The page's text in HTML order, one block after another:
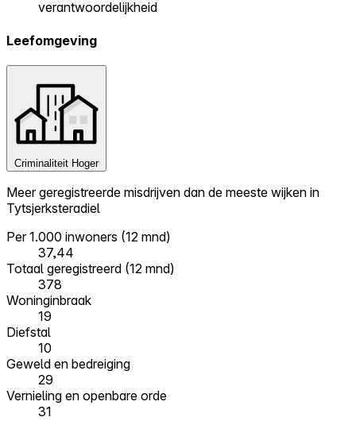
verantwoordelijkheid
Leefomgeving
Criminaliteit Hoger
Meer geregistreerde misdrijven dan de meeste wijken in
Tytsjerksteradiel
Per 1.000 inwoners (12 mnd)
37,44
Totaal geregistreerd (12 mnd)
378
Woninginbraak
19
Diefstal
10
Geweld en bedreiging
29
Vernieling en openbare orde
31